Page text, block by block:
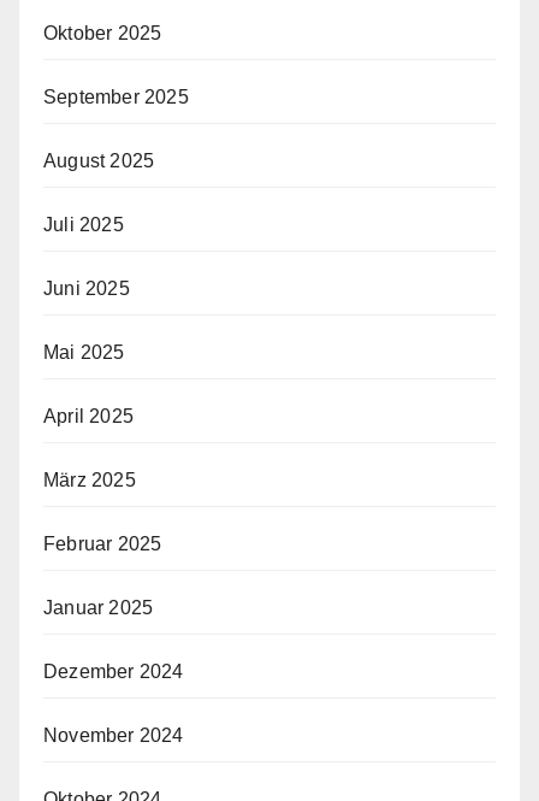
Oktober 2025
September 2025
August 2025
Juli 2025
Juni 2025
Mai 2025
April 2025
März 2025
Februar 2025
Januar 2025
Dezember 2024
November 2024